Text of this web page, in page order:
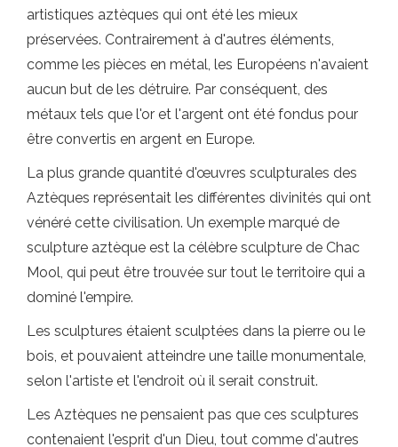
artistiques aztèques qui ont été les mieux
préservées. Contrairement à d'autres éléments,
comme les pièces en métal, les Européens n'avaient
aucun but de les détruire. Par conséquent, des
métaux tels que l'or et l'argent ont été fondus pour
être convertis en argent en Europe.
La plus grande quantité d'œuvres sculpturales des
Aztèques représentait les différentes divinités qui ont
vénéré cette civilisation. Un exemple marqué de
sculpture aztèque est la célèbre sculpture de Chac
Mool, qui peut être trouvée sur tout le territoire qui a
dominé l'empire.
Les sculptures étaient sculptées dans la pierre ou le
bois, et pouvaient atteindre une taille monumentale,
selon l'artiste et l'endroit où il serait construit.
Les Aztèques ne pensaient pas que ces sculptures
contenaient l'esprit d'un Dieu, tout comme d'autres